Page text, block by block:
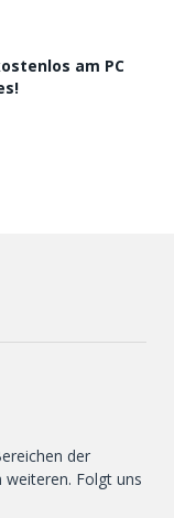
am PC
der
weiteren. Folgt uns